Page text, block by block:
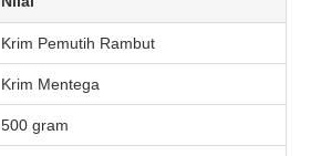
Krim Pemutih Rambut
Krim Mentega
500 gram